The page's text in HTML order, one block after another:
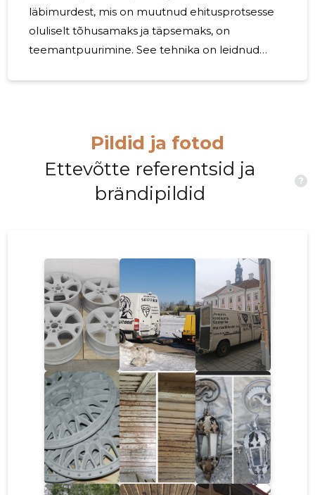
läbimurdest, mis on muutnud ehitusprotsesse
oluliselt tõhusamaks ja täpsemaks, on
teemantpuurimine. See tehnika on leidnud
mõju ehitustööstusele. Teemantpuurimine on
arenenud puurimismeetod, mis kasutab
teemantelementidega varustatud spetsiaalseid
puurpeasid, et lõigata läbi erinevaid materjale.
Pildid ja fotod
Ettevõtte referentsid ja
brändipildid
?